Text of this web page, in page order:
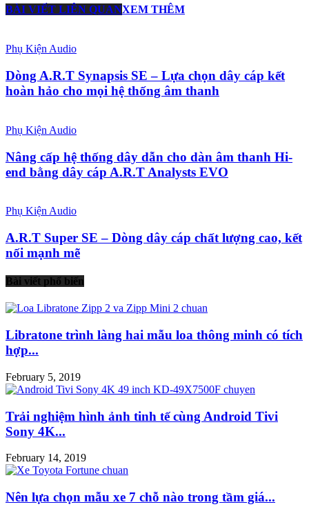
BÀI VIẾT LIÊN QUANXEM THÊM
Phụ Kiện Audio
Dòng A.R.T Synapsis SE – Lựa chọn dây cáp kết
hoàn hảo cho mọi hệ thống âm thanh
Phụ Kiện Audio
Nâng cấp hệ thống dây dẫn cho dàn âm thanh Hi-
end bằng dây cáp A.R.T Analysts EVO
Phụ Kiện Audio
A.R.T Super SE – Dòng dây cáp chất lượng cao, kết
nối mạnh mẽ
Bài viết phổ biến
Libratone trình làng hai mẫu loa thông minh có tích
hợp...
February 5, 2019
Trải nghiệm hình ảnh tinh tế cùng Android Tivi
Sony 4K...
February 14, 2019
Nên lựa chọn mẫu xe 7 chỗ nào trong tầm giá...